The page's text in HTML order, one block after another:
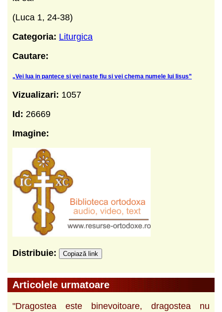
(Luca 1, 24-38)
Categoria: Liturgica
Cautare:
„Vei lua in pantece si vei naste fiu si vei chema numele lui Iisus”
Vizualizari: 1057
Id: 26669
Imagine:
Distribuie: Copiază link
Articolele urmatoare
"Dragostea este binevoitoare, dragostea nu